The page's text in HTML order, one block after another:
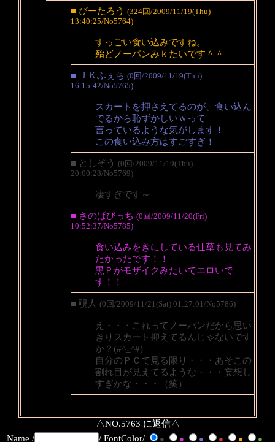
■ ぴーたろう (324回/2009/11/19(Thu)
13:40:25/No5764)
すっごい食い込みですね。
殆どノーパンみｋたいです＾＾
■ ＪＫふぇち (0回/2009/11/19(Thu)
16:15:42/No5765)
スカートを押さえてるのが、食い込ん
でるから恥ずかしいｗって
言っているような気がします！
この食い込み方はすごすぎ！
■ としぞう (0回/2009/11/19(Thu)
20:00:28/No5769)
凄すぎです～
■ さのばびっち (0回/2009/11/20(Fri)
10:52:37/No5785)
食い込みをきにしている仕草も見てみ
たかったです！！
黒Ｐがモザイクみたいでエロいで
す！！
■ 覗人 (0回/2009/11/21(Sat) 01:27:01/No5786)
え・・・これってノーパンだから思い
きりスカート抑えてるんじゃないです
か？(#^_^#)
自分のＰＣで見る限り・・・あそこの
割れ目が見えてるような・・・妄想し
すぎかな・・・（笑）
△NO.5763 に返信△
Name /
/ FontColor/ ● ● ● ● ●
●